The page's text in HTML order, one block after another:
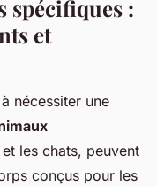
spécifiques :
et
nécessiter une
les chats, peuvent
conçus pour les